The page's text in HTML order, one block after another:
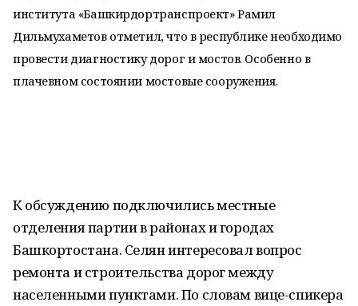
института «Башкирдортранспроект» Рамил
Дильмухаметов отметил, что в республике необходимо
провести диагностику дорог и мостов. Особенно в
плачевном состоянии мостовые сооружения.
К обсуждению подключились местные
отделения партии в районах и городах
Башкортостана. Селян интересовал вопрос
ремонта и строительства дорог между
населенными пунктами. По словам вице-спикера